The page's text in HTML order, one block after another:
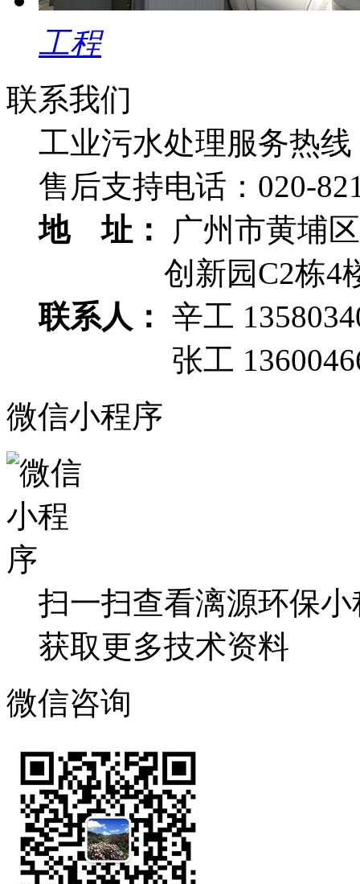
工程
联系我们
工业污水处理服务热线
售后支持电话： 020-
地 址：
广州市黄埔
创新园C2栋4
联系人： 辛工
张工
微信小程序
扫一扫查看漓源环保小
获取更多技术资料
微信咨询